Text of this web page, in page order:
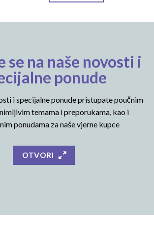
se na naše novosti i
ponude
i specijalne ponude pristupate poučnim
temama i preporukama, kao i
ponudama za naše vjerne kupce
OTVORI